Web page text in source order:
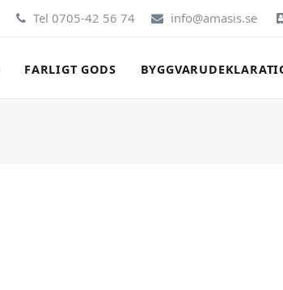
Tel 0705-42 56 74 info@amasis.se
FARLIGT GODS